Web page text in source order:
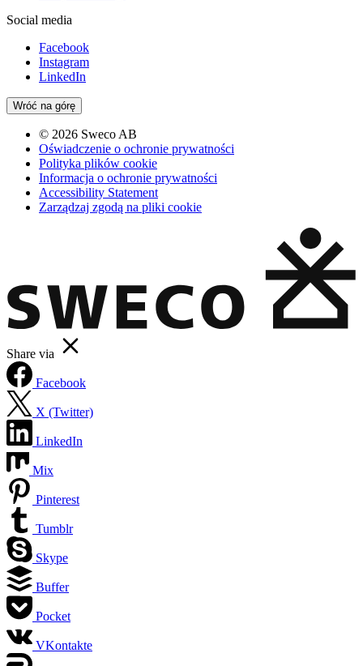
Social media
Facebook
Instagram
LinkedIn
Wróć na górę
© 2026 Sweco AB
Oświadczenie o ochronie prywatności
Polityka plików cookie
Informacja o ochronie prywatności
Accessibility Statement
Zarządzaj zgodą na pliki cookie
Share via
Facebook
X (Twitter)
LinkedIn
Mix
Pinterest
Tumblr
Skype
Buffer
Pocket
VKontakte